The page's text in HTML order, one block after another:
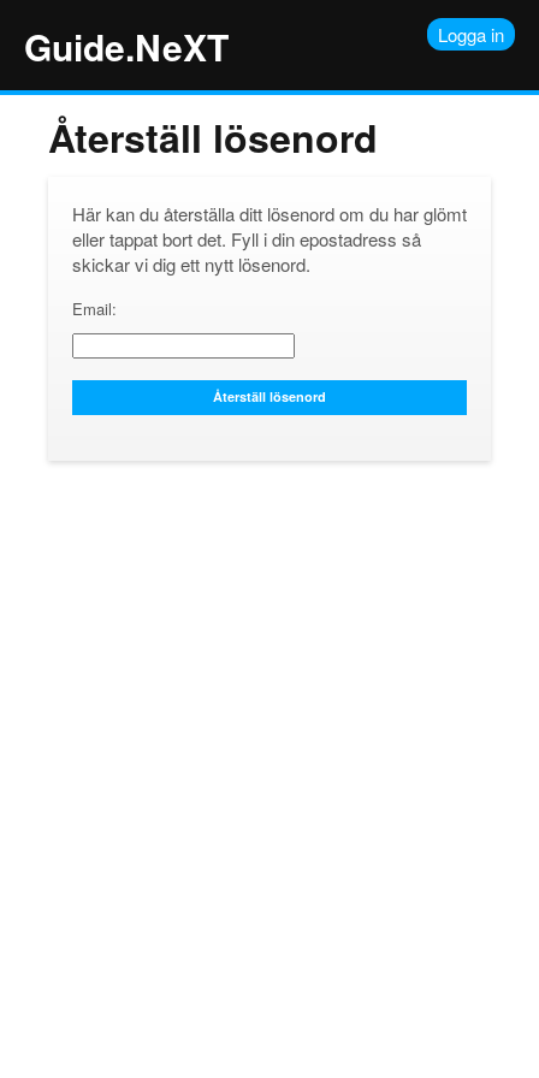
Logga in
Guide.NeXT
Återställ lösenord
Här kan du återställa ditt lösenord om du har glömt
eller tappat bort det. Fyll i din epostadress så
skickar vi dig ett nytt lösenord.
Email: